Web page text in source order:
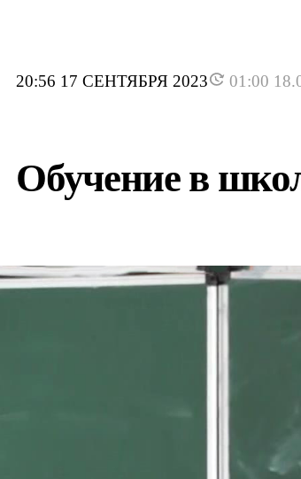
20:56 17 СЕНТЯБРЯ 2023 01:00
Обучение в